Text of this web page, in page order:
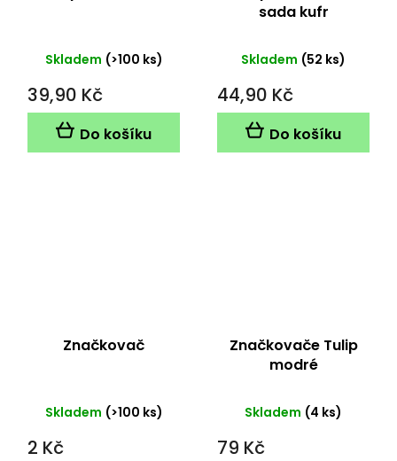
Skladem (>100 ks)
39,90 Kč
Do košíku
sada kufr
Skladem (52 ks)
44,90 Kč
Do košíku
Značkovač
Skladem (>100 ks)
2 Kč
Značkovače Tulip
modré
Skladem (4 ks)
79 Kč